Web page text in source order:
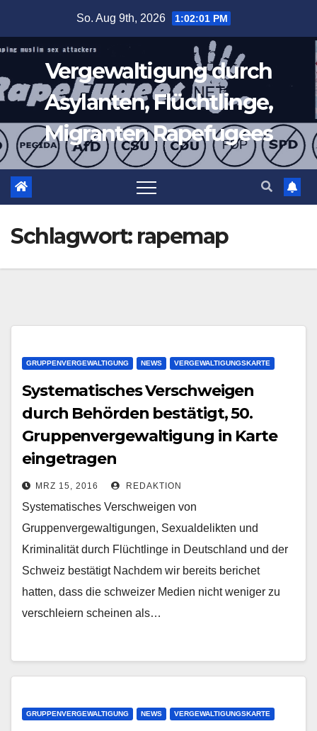
springen
So. Aug 9th, 2026 1:02:02 PM
Vergewaltigung durch
Asylanten, Flüchtlinge,
Migranten Rapefugees
Schlagwort: rapemap
GRUPPENVERGEWALTIGUNG NEWS VERGEWALTIGUNGSKARTE
Systematisches Verschweigen
durch Behörden bestätigt, 50.
Gruppenvergewaltigung in Karte
eingetragen
MRZ 15, 2016 REDAKTION
Systematisches Verschweigen von
Gruppenvergewaltigungen, Sexualdelikten und
Kriminalität durch Flüchtlinge in Deutschland und der
Schweiz bestätigt Nachdem wir bereits berichet
hatten, dass die schweizer Medien nicht weniger zu
verschleiern scheinen als…
GRUPPENVERGEWALTIGUNG NEWS VERGEWALTIGUNGSKARTE